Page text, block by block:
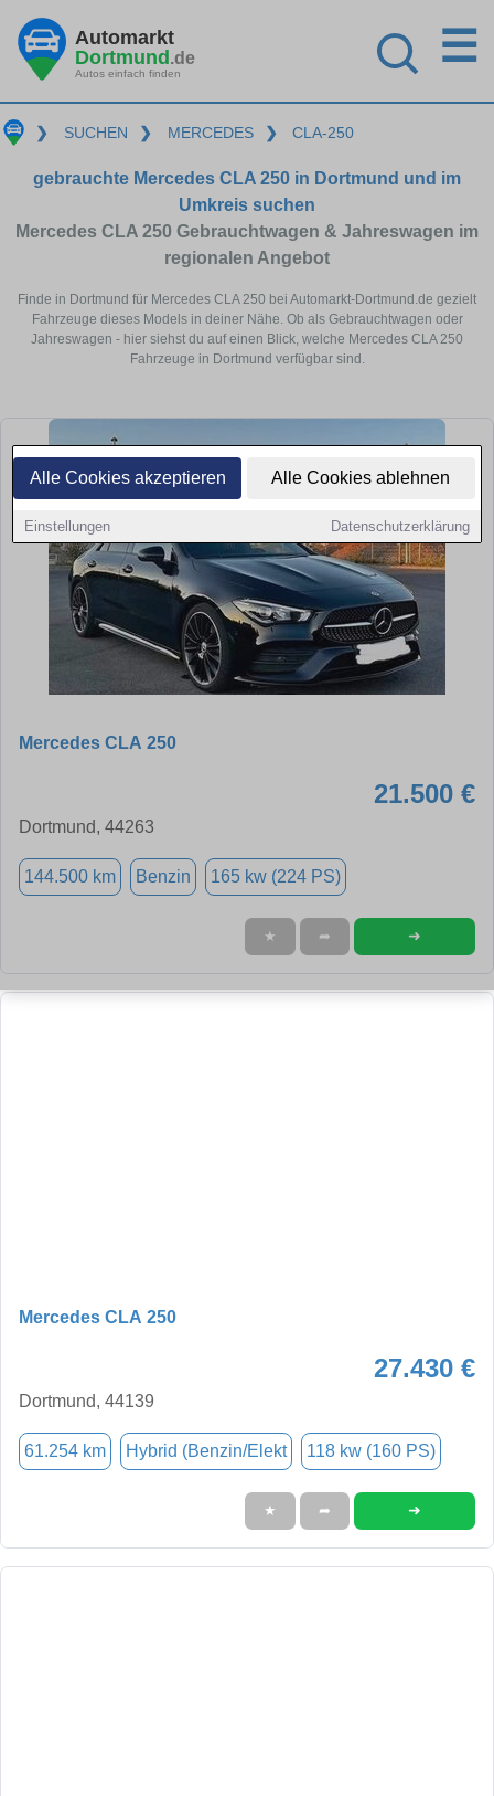
Alle Cookies akzeptieren Alle Cookies ablehnen
Einstellungen Datenschutzerklärung
Automarkt
Dortmund.de
Autos einfach finden
☰
❯ SUCHEN ❯ MERCEDES ❯ CLA-250
gebrauchte Mercedes CLA 250 in Dortmund und im
Umkreis suchen
Mercedes CLA 250 Gebrauchtwagen & Jahreswagen im
regionalen Angebot
Finde in Dortmund für Mercedes CLA 250 bei Automarkt-Dortmund.de gezielt
Fahrzeuge dieses Models in deiner Nähe. Ob als Gebrauchtwagen oder
Jahreswagen - hier siehst du auf einen Blick, welche Mercedes CLA 250
Fahrzeuge in Dortmund verfügbar sind.
Mercedes CLA 250
21.500 €
Dortmund, 44263
144.500 km Benzin 165 kw (224 PS)
★ ➦ ➜
Mercedes CLA 250
27.430 €
Dortmund, 44139
61.254 km Hybrid (Benzin/Elekt 118 kw (160 PS)
★ ➦ ➜